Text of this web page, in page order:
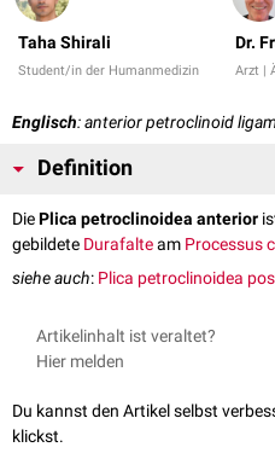
Taha Shirali
Student/in der Humanmedizin
Dr.
Arzt |
Englisch: anterior petroclinoid
Definition
DiePlica petroclinoidea anterior
gebildete Durafalteam Processus
siehe auch: Plica petroclinoidea
Artikelinhalt ist veraltet?
Hier melden
Du kannst den Artikel selbst
klickst.